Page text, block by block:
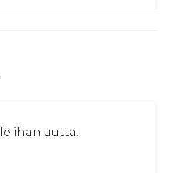
ihan uutta!